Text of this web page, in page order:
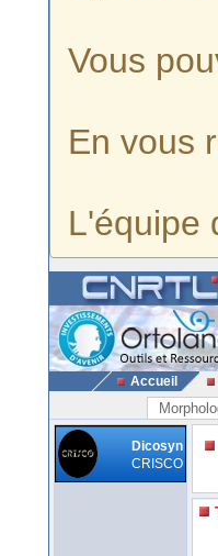
Vous
En vous
L'équipe
Accueil
Dicosyn
CRISCO